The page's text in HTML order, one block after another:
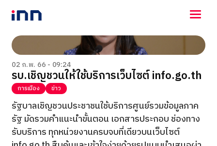
NEWS
ENTERTAINMENT
LIFESTYLE
HOROSCOPE
LOTTERY
VIDEO
ร่วมด้วยช่วยกัน
02 ก.พ. 66 - 09:24
รบ.เชิญชวนให้ใช้บริการเว็บไซต์ info.go.th
การเมือง ข่าว
รัฐบาลเชิญชวนประชาชนใช้บริการศูนย์รวมข้อมูลภาค
รัฐ มัดรวมคำแนะนำขั้นตอน เอกสารประกอบ ช่องทาง
รับบริการ ทุกหน่วยงานครบจบที่เดียวบนเว็บไซต์